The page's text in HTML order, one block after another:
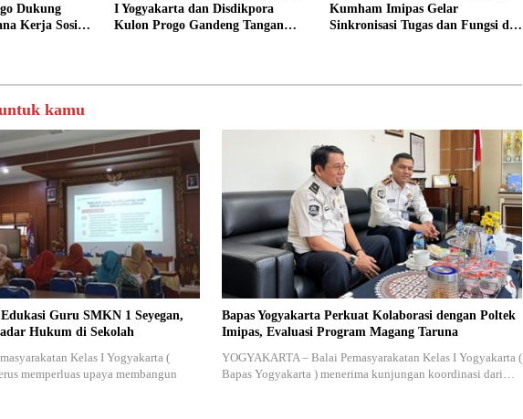
Dukung
Kerja Sosial
I Yogyakarta dan Disdikpora
Kulon Progo Gandeng Tangan
Kumham Imipas Gelar
Sinkronisasi Tugas dan Fungsi di
kamu
Guru SMKN 1 Seyegan,
Hukum di Sekolah
Kelas I Yogyakarta (
memperluas upaya membangun
Bapas Yogyakarta Perkuat Kolaborasi dengan Poltek
Imipas, Evaluasi Program Magang Taruna
YOGYAKARTA – Balai Pemasyarakatan Kelas I Yogyakarta (
Bapas Yogyakarta ) menerima kunjungan koordinasi dari…